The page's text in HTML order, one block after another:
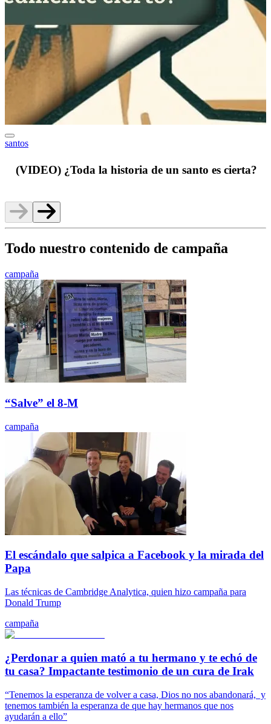
santos
(VIDEO) ¿Toda la historia de un santo es cierta?
Todo nuestro contenido de campaña
campaña
“Salve” el 8-M
campaña
El escándalo que salpica a Facebook y la mirada del
Papa
Las técnicas de Cambridge Analytica, quien hizo campaña para
Donald Trump
campaña
¿Perdonar a quien mató a tu hermano y te echó de
tu casa? Impactante testimonio de un cura de Irak
“Tenemos la esperanza de volver a casa, Dios no nos abandonará, y
tenemos también la esperanza de que hay hermanos que nos
ayudarán a ello”